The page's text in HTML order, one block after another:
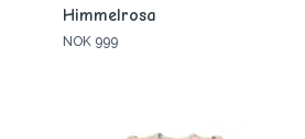
Himmelrosa
NOK 999